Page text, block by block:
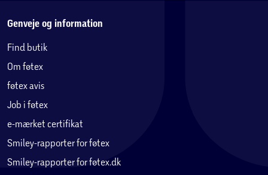
Genveje og information
Find butik
Om føtex
føtex avis
Job i føtex
e-mærket certifikat
Smiley-rapporter for føtex
Smiley-rapporter for føtex.dk